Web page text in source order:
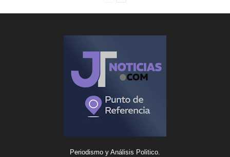
Periodismo y Análisis Politico.